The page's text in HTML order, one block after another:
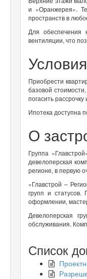
и «Оранжерея».
пространств в
Для обеспечения
вентиляции, что
Приобрести
базовой
погасить
Ипотека доступна
О
Группа
девелоперская
регионе, в первую
«Главстрой –
групп и
оформлении,
Девелоперская
обслуживания.
Список